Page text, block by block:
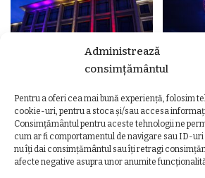
Administrează
consimțământul
Pentru a oferi cea mai bună experiență, folosim
cookie-uri, pentru a stoca și/sau accesa
Consimțământul pentru aceste tehnologii ne
cum ar fi comportamentul de navigare sau ID-uri
nu îți dai consimțământul sau îți retragi
afecte negative asupra unor anumite
Ziua Unirii Principatelor Române
– Clădiri și poduri din Cluj,
iluminate în culorile drapelului
Ziua